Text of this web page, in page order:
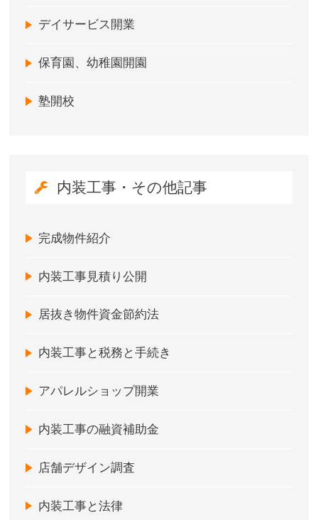
デイサービス開業
保育園、幼稚園開園
塾開校
内装工事・その他記事
完成物件紹介
内装工事見積り公開
居抜き物件資金節約法
内装工事と税務と手続き
アパレルショップ開業
内装工事の融資補助金
店舗デザイン調査
内装工事と法律